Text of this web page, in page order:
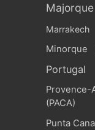
Majorque
Marrakech
Minorque
Portugal
Provence-
(PACA)
Punta Cana